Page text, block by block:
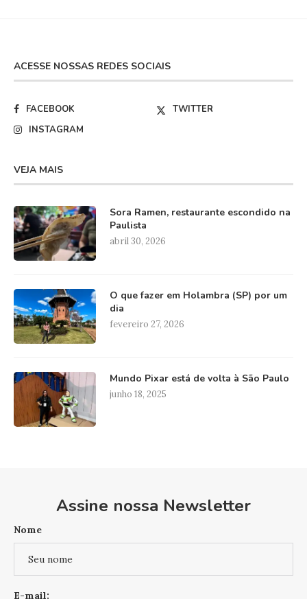
ACESSE NOSSAS REDES SOCIAIS
FACEBOOK
TWITTER
INSTAGRAM
VEJA MAIS
Sora Ramen, restaurante escondido na
Paulista
abril 30, 2026
O que fazer em Holambra (SP) por um
dia
fevereiro 27, 2026
Mundo Pixar está de volta à São Paulo
junho 18, 2025
Assine nossa Newsletter
Nome
E-mail: